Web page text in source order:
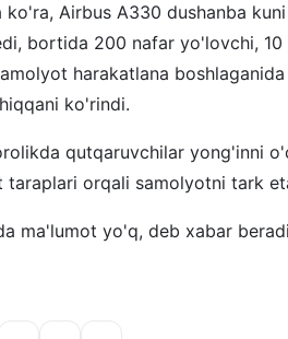
ko'ra, Airbus A330 dushanba
bortida 200 nafar yo'lovchi,
harakatlana
ko'rindi.
qutqaruvchilar yong'inni
orqali samolyotni tark
ma'lumot yo'q, deb xabar